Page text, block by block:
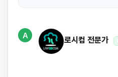
A
로시컴 전문가